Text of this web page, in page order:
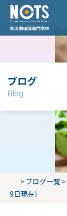
ブログ
Blog
> ブログ一覧>
9日現在）